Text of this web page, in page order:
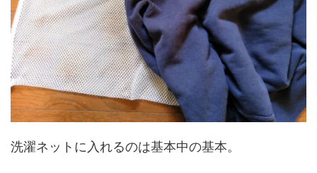
洗濯ネットに入れるのは基本中の基本。